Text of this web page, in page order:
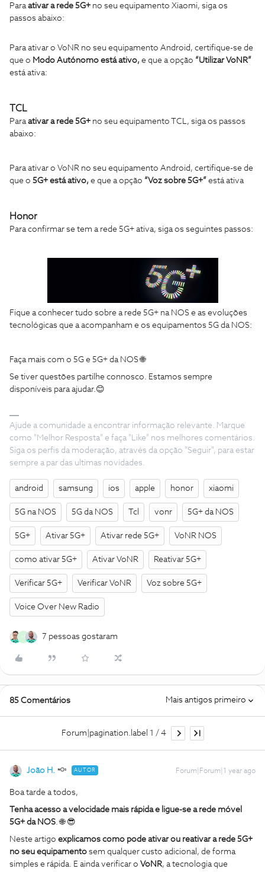
Paraativar a rede 5G+ no seu equipamento Xiaomi, siga os
passos abaixo:
Para ativar o VoNR no seu equipamento Android, certifique-se de
que o Modo Autónomo está ativo, e que a opção “Utilizar VoNR”
está ativa:
TCL
Paraativar a rede 5G+ no seu equipamento TCL, siga os passos
abaixo:
Para ativar o VoNR no seu equipamento Android, certifique-se de
que o 5G+ está ativo, e que a opção “Voz sobre 5G+” está ativa
Honor
Para confirmar se tem a rede 5G+ ativa, siga os seguintes passos:
Fique a conhecer tudo sobre a rede 5G+ na NOS e as evoluções
tecnológicas que a acompanham e os equipamentos 5G da NOS:
Faça mais com o 5G e 5G+ da NOS 🌐
Se tiver questões partilhe connosco. Estamos sempre
disponíveis para ajudar.😊
Ajude a comunidade a encontrar informação relevante. Marque
como "Melhor Resposta" e faça "Like" nos melhores comentários.
Siga os perfis da moderação, através da opção "Seguir", para estar
sempre a par das ultimas novidades.
android samsung ios apple honor xiaomi
5G na NOS 5G da NOS Tcl vonr 5G+ da NOS
5G+ Ativar 5G+ Ativar rede 5G+ VoNR NOS
como ativar 5G+ Ativar VoNR Reativar 5G+
Verificar 5G+ Verificar VoNR Voz sobre 5G+
Voice Over New Radio
M 7 pessoas gostaram
85 Comentários Mais antigos primeiro
Forum|pagination.label 1 / 4
João H. AUTOR Forum|Forum|1 year ago
Boa tarde a todos,
Tenha acesso a velocidade mais rápida e ligue-se a rede móvel
5G+ da NOS. 🌐 😎
Neste artigo explicamos como pode ativar ou reativar a rede 5G+
no seu equipamento sem qualquer custo adicional, de forma
simples e rápida. E ainda verificar o VoNR, a tecnologia que